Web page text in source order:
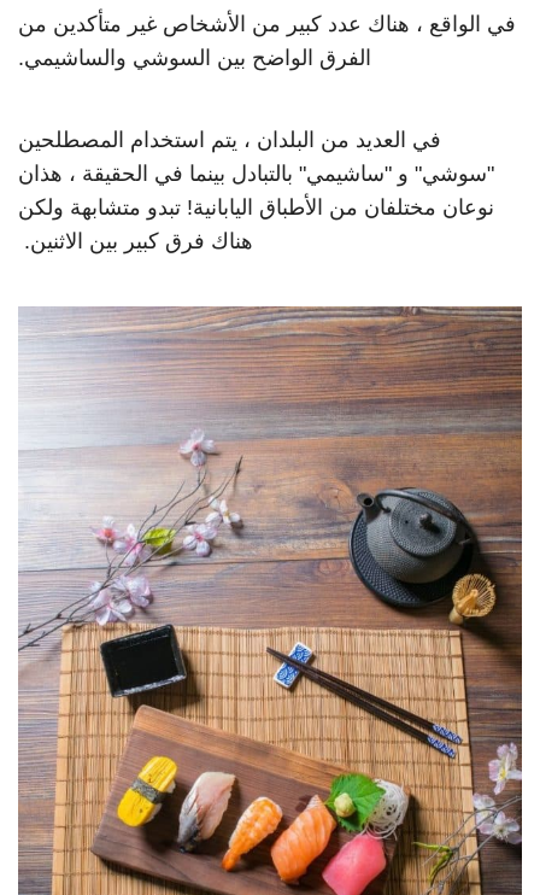
في الواقع ، هناك عدد كبير من الأشخاص غير متأكدين من
الفرق الواضح بين السوشي والساشيمي.
في العديد من البلدان ، يتم استخدام المصطلحين
"سوشي" و "ساشيمي" بالتبادل بينما في الحقيقة ، هذان
نوعان مختلفان من الأطباق اليابانية! تبدو متشابهة ولكن
هناك فرق كبير بين الاثنين.